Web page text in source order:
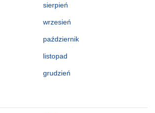
sierpień
wrzesień
październik
listopad
grudzień